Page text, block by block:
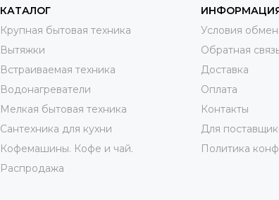
КАТАЛОГ
Крупная бытовая техника
Вытяжки
Встраиваемая техника
Водонагреватели
Мелкая бытовая техника
Сантехника для кухни
Кофемашины. Кофе и чай.
Распродажа
Условия
Обратная
Доставка
Оплата
Контакты
Для
Политика